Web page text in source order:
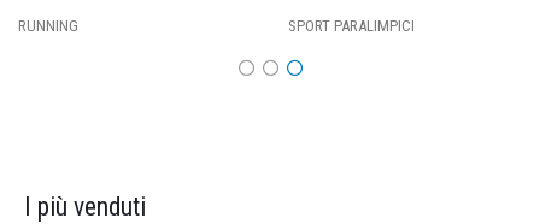
SPORT PARALIMPICI CALCIO
I più venduti